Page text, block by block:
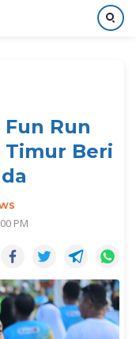
Run
Timur Beri
PM